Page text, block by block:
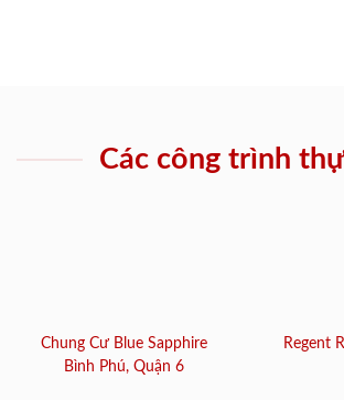
Các công trình
Chung Cư Blue Sapphire
Bình Phú, Quận 6
Regent